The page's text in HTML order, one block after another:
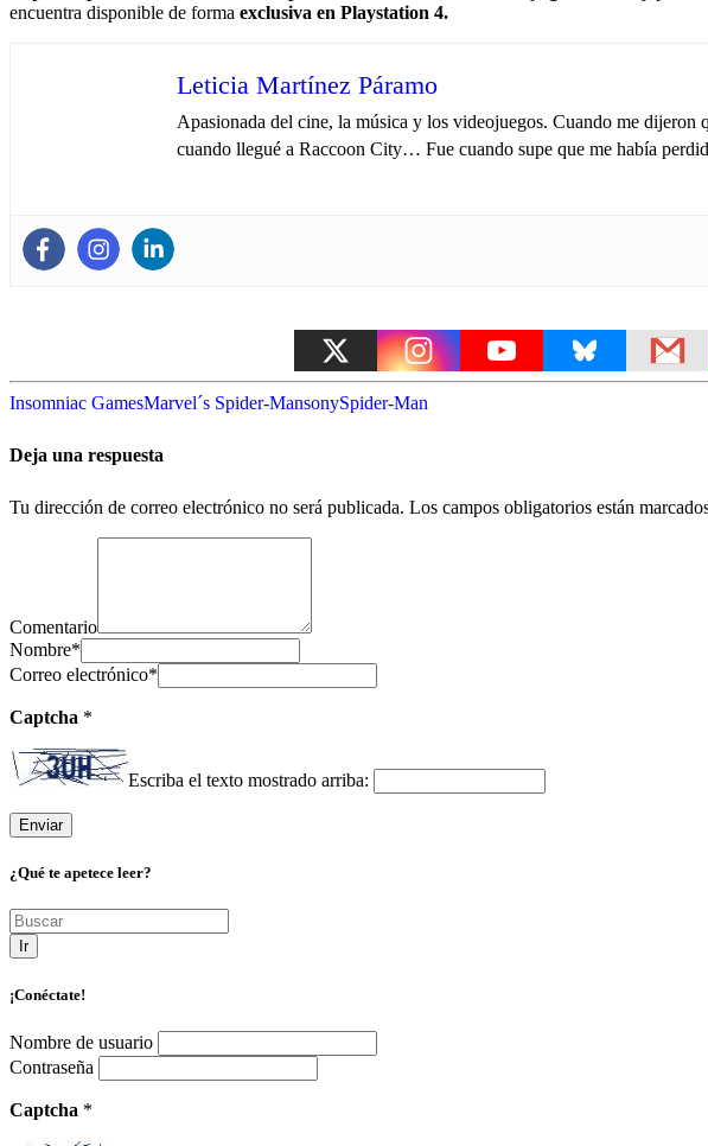
encuentra disponible de forma exclusiva en Playstation 4.
Leticia Martínez Páramo
Apasionada del cine, la música y los videojuegos. Cuando me dijeron
cuando llegué a Raccoon City… Fue cuando supe que me había
Insomniac GamesMarvel´s Spider-MansonySpider-Man
Deja una respuesta
Tu dirección de correo electrónico no será publicada. Los campos obligatorios están
Comentario
Nombre*
Correo electrónico*
Captcha *
Escriba el texto mostrado arriba:
¿Qué te apetece leer?
Ir
¡Conéctate!
Nombre de usuario
Contraseña
Captcha *